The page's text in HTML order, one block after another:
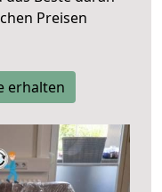
Preisen
erhalten